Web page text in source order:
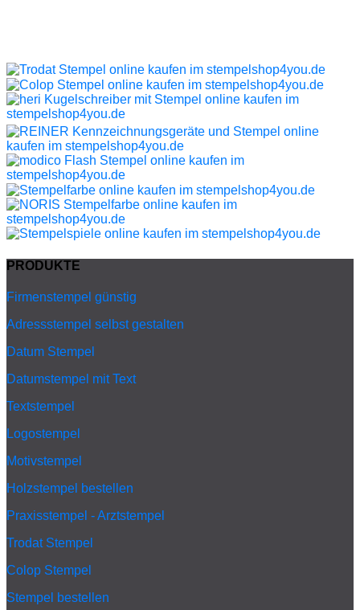
PRODUKTE
Firmenstempel günstig
Adressstempel selbst gestalten
Datum Stempel
Datumstempel mit Text
Textstempel
Logostempel
Motivstempel
Holzstempel bestellen
Praxisstempel - Arztstempel
Trodat Stempel
Colop Stempel
Stempel bestellen